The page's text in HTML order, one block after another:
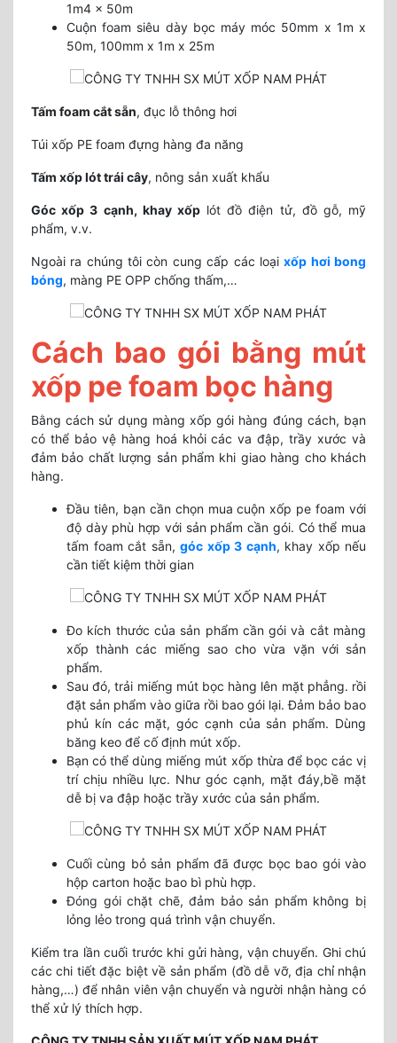
1m4 x 50m
Cuộn foam siêu dày bọc máy móc 50mm x 1m x
50m, 100mm x 1m x 25m
Tấm foam cắt sẵn, đục lỗ thông hơi
Túi xốp PE foam đựng hàng đa năng
Tấm xốp lót trái cây, nông sản xuất khẩu
Góc xốp 3 cạnh, khay xốplót đồ điện tử, đồ gỗ, mỹ
phẩm, v.v.
Ngoài ra chúng tôi còn cung cấp các loạixốp hơi bong
bóng, màng PE OPP chống thấm,…
Cách bao gói bằng mút
xốp pe foam bọc hàng
Bằng cách sử dụng màng xốp gói hàng đúng cách, bạn
có thể bảo vệ hàng hoá khỏi các va đập, trầy xước và
đảm bảo chất lượng sản phẩm khi giao hàng cho khách
hàng.
Đầu tiên, bạn cần chọn mua cuộn xốp pe foam với
độ dày phù hợp với sản phẩm cần gói. Có thể mua
tấm foam cắt sẵn, góc xốp 3 cạnh, khay xốp nếu
cần tiết kiệm thời gian
Đo kích thước của sản phẩm cần gói và cắt màng
xốp thành các miếng sao cho vừa vặn với sản
phẩm.
Sau đó, trải miếng mút bọc hàng lên mặt phẳng. rồi
đặt sản phẩm vào giữa rồi bao gói lại. Đảm bảo bao
phủ kín các mặt, góc cạnh của sản phẩm. Dùng
băng keo để cố định mút xốp.
Bạn có thể dùng miếng mút xốp thừa để bọc các vị
trí chịu nhiều lực. Như góc cạnh, mặt đáy,bề mặt
dễ bị va đập hoặc trầy xước của sản phẩm.
Cuối cùng bỏ sản phẩm đã được bọc bao gói vào
hộp carton hoặc bao bì phù hợp.
Đóng gói chặt chẽ, đảm bảo sản phẩm không bị
lỏng lẻo trong quá trình vận chuyển.
Kiểm tra lần cuối trước khi gửi hàng, vận chuyển. Ghi chú
các chi tiết đặc biệt về sản phẩm (đồ dễ vỡ, địa chỉ nhận
hàng,…) để nhân viên vận chuyển và người nhận hàng có
thể xử lý thích hợp.